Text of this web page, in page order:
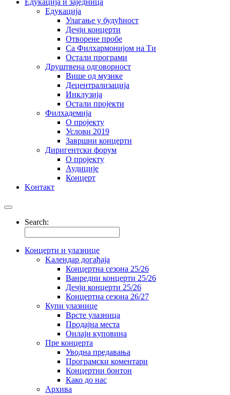
Едукација
Улагање у будућност
Дечји концерти
Отворене пробе
Са Филхармонијом на Ти
Остали програми
Друштвена одговорност
Више од музике
Децентрализација
Инклузија
Остали пројекти
Филхадемија
О пројекту
Услови 2019
Завршни концерти
Диригентски форум
О пројекту
Аудиције
Концерт
Kонтакт
Search:
Концерти и улазнице
Kалендар догађаја
Концертна сезона 25/26
Ванредни концерти 25/26
Дечји концерти 25/26
Концертна сезона 26/27
Купи улазнице
Врсте улазница
Продајна места
Oнлајн куповинa
Пре концерта
Уводна предавања
Програмски коментари
Концертни бонтон
Како до нас
Архива